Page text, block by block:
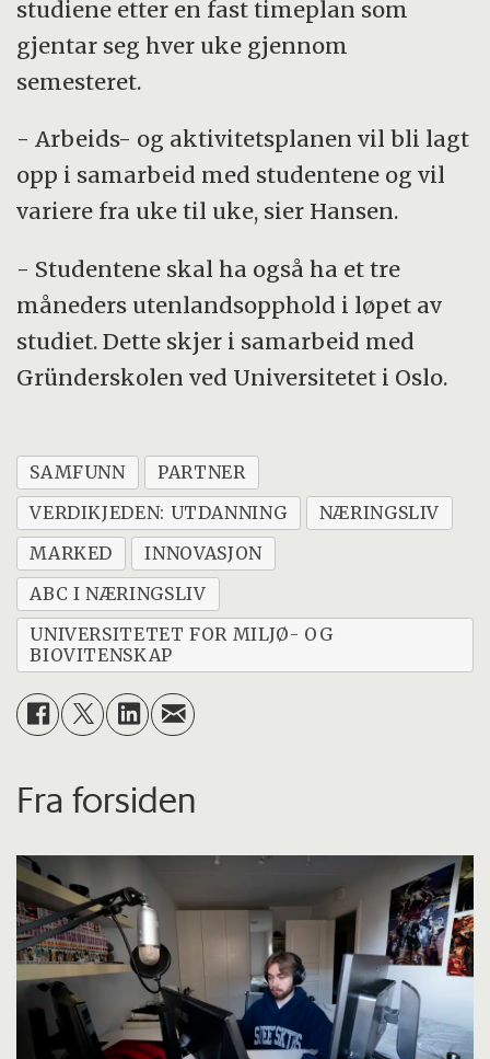
studiene etter en fast timeplan som
gjentar seg hver uke gjennom
semesteret.
- Arbeids- og aktivitetsplanen vil bli lagt
opp i samarbeid med studentene og vil
variere fra uke til uke, sier Hansen.
- Studentene skal ha også ha et tre
måneders utenlandsopphold i løpet av
studiet. Dette skjer i samarbeid med
Gründerskolen ved Universitetet i Oslo.
SAMFUNN
PARTNER
VERDIKJEDEN: UTDANNING
NÆRINGSLIV
MARKED
INNOVASJON
ABC I NÆRINGSLIV
UNIVERSITETET FOR MILJØ- OG
BIOVITENSKAP
Fra forsiden